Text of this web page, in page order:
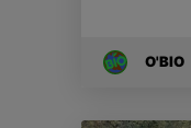
O'BIO